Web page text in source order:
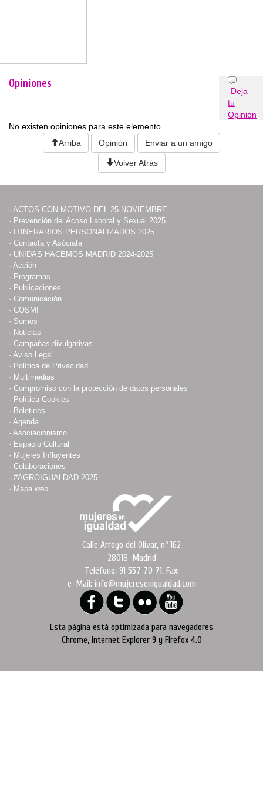
Opiniones
Deja
tu
Opinión
No existen opiniones para este elemento.
Arriba
Opinión Enviar a un amigo
Volver Atrás
· ACTOS CON MOTIVO DEL 25 NOVIEMBRE
· Prevención del Acoso Laboral y Sexual 2025
· ITINERARIOS PERSONALIZADOS 2025
· Contacta y Asóciate
· UNIDAS HACEMOS MADRID 2024-2025
· Acción
· Programas
· Publicaciones
· Comunicación
· COSMI
· Somos
· Noticias
· Campañas divulgativas
· Aviso Legal
· Política de Privacidad
· Multimedias
· Compromiso con la protección de datos personales
· Política Cookies
· Boletines
· Agenda
· Asociacionismo
· Espacio Cultural
· Mujeres Influyentes
· Colaboraciones
· #AGROIGUALDAD 2025
· Mapa web
Calle Arroyo del Olivar, nº 162
28018-Madrid
Teléfono: 91 557 70 71. Fax:
e-Mail: info@mujeresenigualdad.com
Esta página está optimizada para navegadores
Chrome, Internet Explorer 9 y Firefox 4.0